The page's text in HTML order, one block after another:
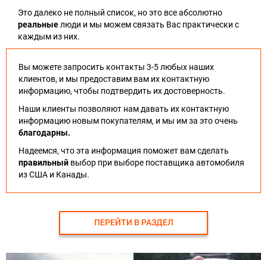
Это далеко не полный список, но это все абсолютно
реальныелюди и мы можем связать Вас практически с
каждым из них.
Вы можете запросить контакты 3-5 любых наших
клиентов, и мы предоставим вам их контактную
информацию, чтобы подтвердить их достоверность.
Наши клиенты позволяют нам давать их контактную
информацию новым покупателям, и мы им за это очень
благодарны.
Надеемся, что эта информация поможет вам сделать
правильный выбор при выборе поставщика автомобиля
из США и Канады.
ПЕРЕЙТИ В РАЗДЕЛ